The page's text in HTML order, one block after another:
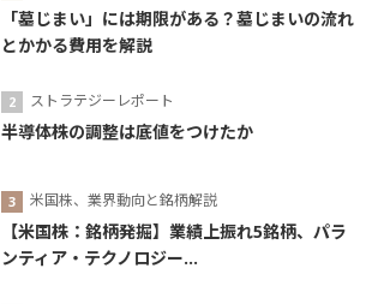
「墓じまい」には期限がある？墓じまいの流れ
とかかる費用を解説
ストラテジーレポート
半導体株の調整は底値をつけたか
米国株、業界動向と銘柄解説
【米国株：銘柄発掘】業績上振れ5銘柄、パラ
ンティア・テクノロジー...